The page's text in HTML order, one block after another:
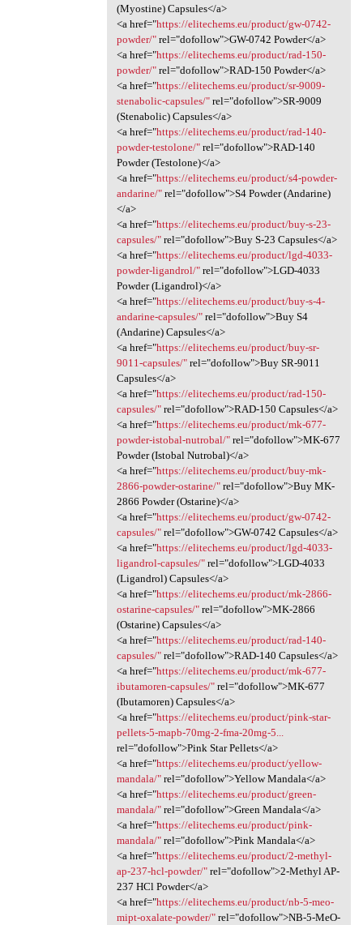
(Myostine) Capsules</a>
<a href="https://elitechems.eu/product/gw-0742-
powder/"rel="dofollow">GW-0742 Powder</a>
<a href="https://elitechems.eu/product/rad-150-
powder/"rel="dofollow">RAD-150 Powder</a>
<a href="https://elitechems.eu/product/sr-9009-
stenabolic-capsules/"rel="dofollow">SR-9009
(Stenabolic) Capsules</a>
<a href="https://elitechems.eu/product/rad-140-
powder-testolone/"rel="dofollow">RAD-140
Powder (Testolone)</a>
<a href="https://elitechems.eu/product/s4-powder-
andarine/"rel="dofollow">S4 Powder (Andarine)
</a>
<a href="https://elitechems.eu/product/buy-s-23-
capsules/"rel="dofollow">Buy S-23 Capsules</a>
<a href="https://elitechems.eu/product/lgd-4033-
powder-ligandrol/"rel="dofollow">LGD-4033
Powder (Ligandrol)</a>
<a href="https://elitechems.eu/product/buy-s-4-
andarine-capsules/"rel="dofollow">Buy S4
(Andarine) Capsules</a>
<a href="https://elitechems.eu/product/buy-sr-
9011-capsules/"rel="dofollow">Buy SR-9011
Capsules</a>
<a href="https://elitechems.eu/product/rad-150-
capsules/"rel="dofollow">RAD-150 Capsules</a>
<a href="https://elitechems.eu/product/mk-677-
powder-istobal-nutrobal/"rel="dofollow">MK-677
Powder (Istobal Nutrobal)</a>
<a href="https://elitechems.eu/product/buy-mk-
2866-powder-ostarine/"rel="dofollow">Buy MK-
2866 Powder (Ostarine)</a>
<a href="https://elitechems.eu/product/gw-0742-
capsules/"rel="dofollow">GW-0742 Capsules</a>
<a href="https://elitechems.eu/product/lgd-4033-
ligandrol-capsules/"rel="dofollow">LGD-4033
(Ligandrol) Capsules</a>
<a href="https://elitechems.eu/product/mk-2866-
ostarine-capsules/"rel="dofollow">MK-2866
(Ostarine) Capsules</a>
<a href="https://elitechems.eu/product/rad-140-
capsules/"rel="dofollow">RAD-140 Capsules</a>
<a href="https://elitechems.eu/product/mk-677-
ibutamoren-capsules/"rel="dofollow">MK-677
(Ibutamoren) Capsules</a>
<a href="https://elitechems.eu/product/pink-star-
pellets-5-mapb-70mg-2-fma-20mg-5...
rel="dofollow">Pink Star Pellets</a>
<a href="https://elitechems.eu/product/yellow-
mandala/"rel="dofollow">Yellow Mandala</a>
<a href="https://elitechems.eu/product/green-
mandala/"rel="dofollow">Green Mandala</a>
<a href="https://elitechems.eu/product/pink-
mandala/"rel="dofollow">Pink Mandala</a>
<a href="https://elitechems.eu/product/2-methyl-
ap-237-hcl-powder/"rel="dofollow">2-Methyl AP-
237 HCl Powder</a>
<a href="https://elitechems.eu/product/nb-5-meo-
mipt-oxalate-powder/"rel="dofollow">NB-5-MeO-